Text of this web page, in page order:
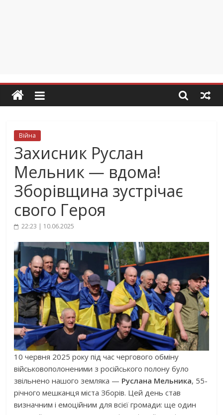
Війна
Захисник Руслан
Мельник — вдома!
Зборівщина зустрічає
свого Героя
22:23 | 10.06.2025
10 червня 2025 року під час чергового обміну
військовополоненими з російського полону було
звільнено нашого земляка — Руслана Мельника, 55-
річного мешканця міста Зборів. Цей день став
визначним і емоційним для всієї громади: ще один